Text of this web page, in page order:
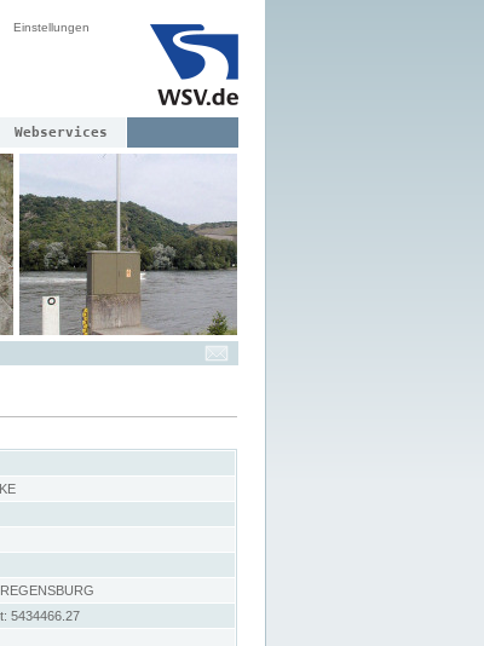
Einstellungen
Webservices
5434466.27